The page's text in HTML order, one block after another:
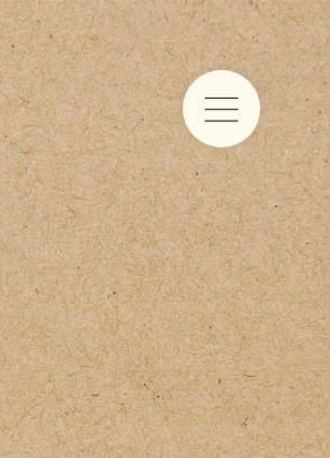
Food & drinks
Iets te vieren
aan zee